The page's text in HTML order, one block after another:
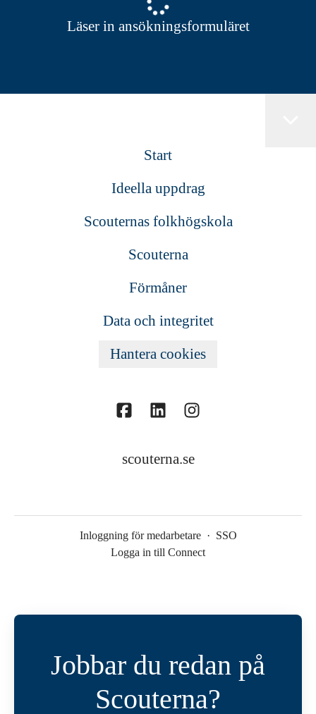
Läser in ansökningsformuläret
Start
Ideella uppdrag
Scouternas folkhögskola
Scouterna
Förmåner
Data och integritet
Hantera cookies
scouterna.se
Inloggning för medarbetare · SSO
Logga in till Connect
Jobbar du redan på
Scouterna?